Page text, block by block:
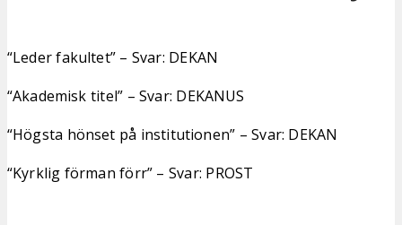
“Leder fakultet” – Svar: DEKAN
“Akademisk titel” – Svar: DEKANUS
“Högsta hönset på institutionen” – Svar: DEKAN
“Kyrklig förman förr” – Svar: PROST